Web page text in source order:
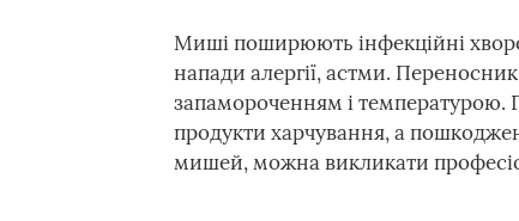
Миші поширюють інфекційні
напади алергії, астми.
запамороченням і температурою.
продукти харчування, а
мишей, можна викликати